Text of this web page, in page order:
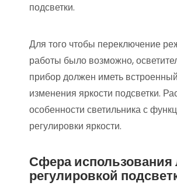
подсветки.
Для того чтобы переключение
работы было возможно,
прибор должен иметь
изменения яркости подсветки.
особенности светильника с
регулировки яркости.
Сфера использования
регулировкой